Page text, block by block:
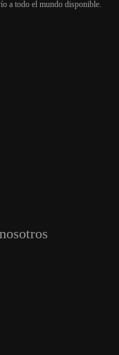
a todo el mundo disponible.